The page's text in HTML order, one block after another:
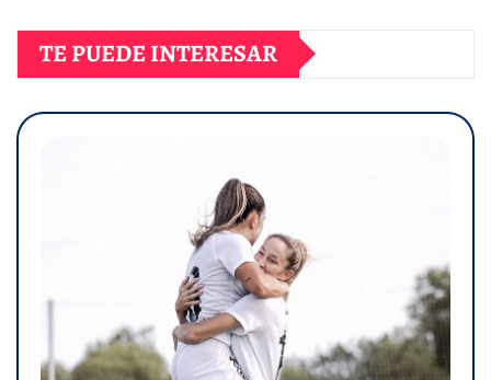
TE PUEDE INTERESAR